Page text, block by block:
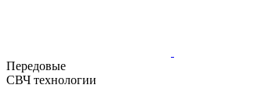
Передовые
СВЧ технологии